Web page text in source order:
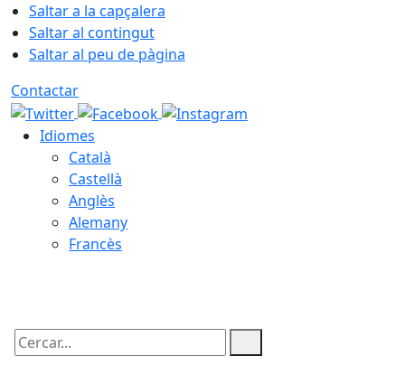
Saltar a la capçalera
Saltar al contingut
Saltar al peu de pàgina
Contactar
Idiomes
Català
Castellà
Anglès
Alemany
Francès
Cercar: